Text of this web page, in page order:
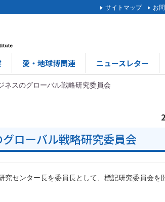
サイトマップ お
愛・地球博関連 ニュースレター
ネスのグローバル戦略研究委員会
ローバル戦略研究委員会
センター長を委員長として、標記研究委員会を